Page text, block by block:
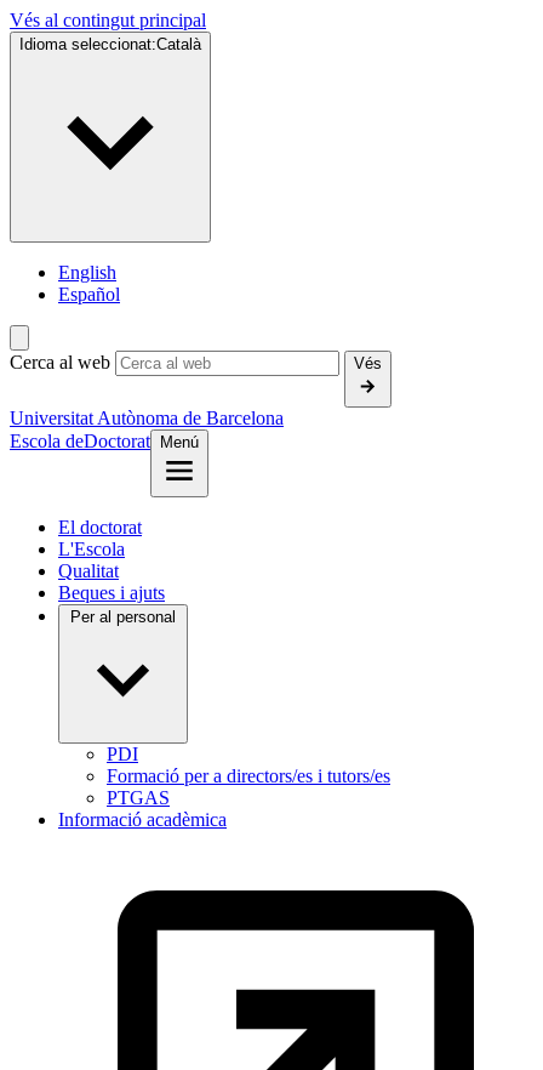
Vés al contingut principal
Idioma seleccionat:Català
English
Español
Cerca al web Vés
Universitat Autònoma de Barcelona
Escola deDoctorat Menú
El doctorat
L'Escola
Qualitat
Beques i ajuts
Per al personal
PDI
Formació per a directors/es i tutors/es
PTGAS
Informació acadèmica